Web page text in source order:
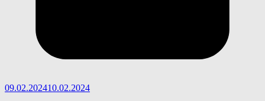
09.02.202410.02.2024